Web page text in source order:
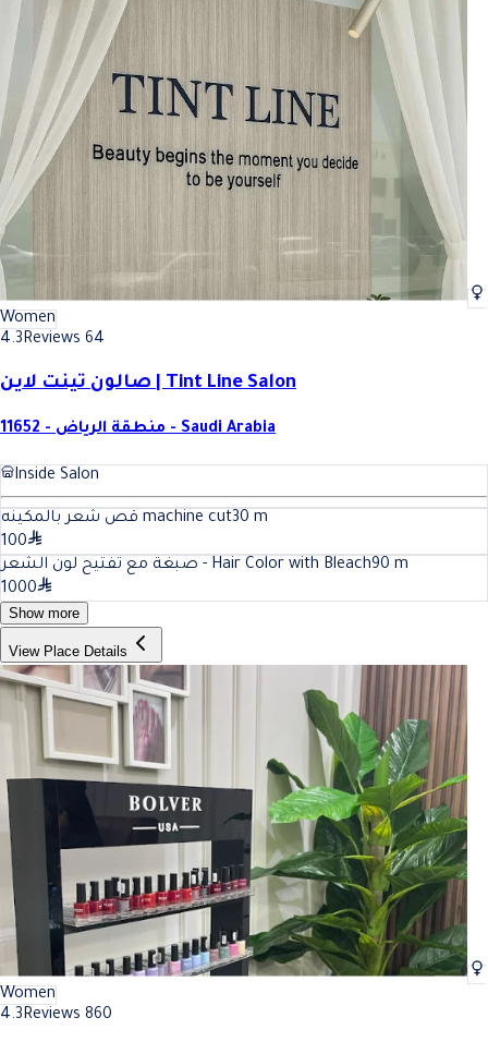
Women
4.3Reviews 64
صالون تينت لاين | Tint Line Salon
11652 - منطقة الرياض - Saudi Arabia
Inside Salon
قص شعر بالمكينه machine cut30 m
100
صبغة مع تفتيح لون الشعر - Hair Color with Bleach90 m
1000
Show more
View Place Details
Women
4.3Reviews 860